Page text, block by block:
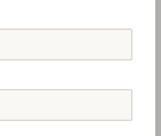
m.b.H. & mehr - b...